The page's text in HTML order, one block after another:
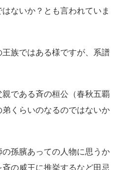
ないか？とも言われていま
族ではある様ですが、系譜
である斉の桓公（春秋五覇
弟くらいのなるのではないか
孫臏あっての人物に思うか
の威王に推挙するなど田忌